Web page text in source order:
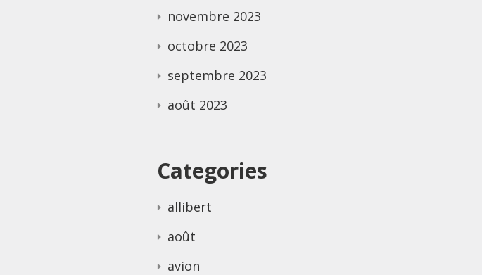
novembre 2023
octobre 2023
septembre 2023
août 2023
Categories
allibert
août
avion